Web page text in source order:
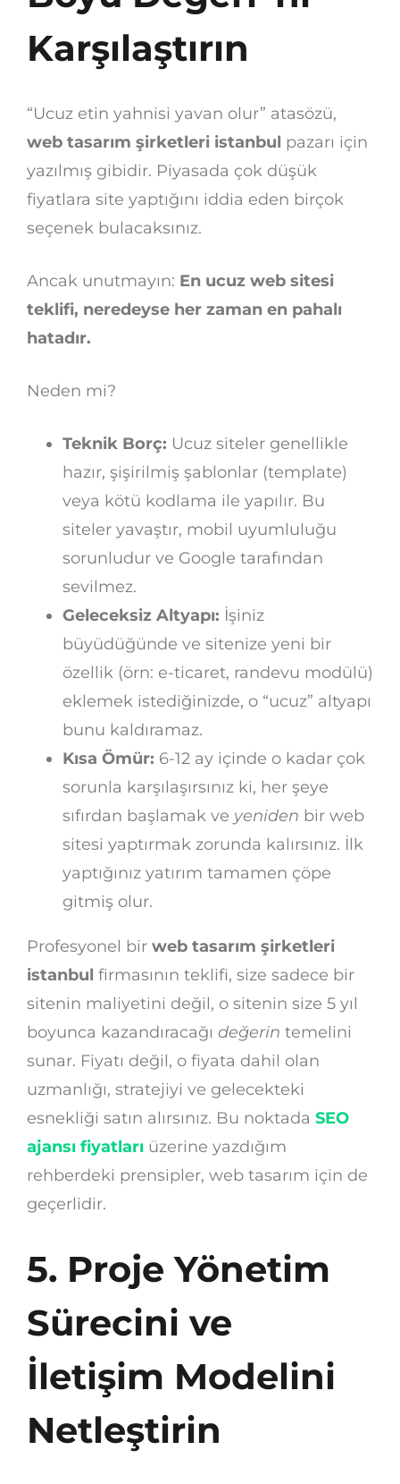
Karşılaştırın
“Ucuz etin yahnisi yavan olur” atasözü,
web tasarım şirketleri istanbul pazarı için
yazılmış gibidir. Piyasada çok düşük
fiyatlara site yaptığını iddia eden birçok
seçenek bulacaksınız.
Ancak unutmayın: En ucuz web sitesi
teklifi, neredeyse her zaman en pahalı
hatadır.
Neden mi?
Teknik Borç: Ucuz siteler genellikle
hazır, şişirilmiş şablonlar (template)
veya kötü kodlama ile yapılır. Bu
siteler yavaştır, mobil uyumluluğu
sorunludur ve Google tarafından
sevilmez.
Geleceksiz Altyapı: İşiniz
büyüdüğünde ve sitenize yeni bir
özellik (örn: e-ticaret, randevu modülü)
eklemek istediğinizde, o “ucuz” altyapı
bunu kaldıramaz.
Kısa Ömür: 6-12 ay içinde o kadar çok
sorunla karşılaşırsınız ki, her şeye
sıfırdan başlamak ve yeniden bir web
sitesi yaptırmak zorunda kalırsınız. İlk
yaptığınız yatırım tamamen çöpe
gitmiş olur.
Profesyonel bir web tasarım şirketleri
istanbul firmasının teklifi, size sadece bir
sitenin maliyetini değil, o sitenin size 5 yıl
boyunca kazandıracağı değerin temelini
sunar. Fiyatı değil, o fiyata dahil olan
uzmanlığı, stratejiyi ve gelecekteki
esnekliği satın alırsınız. Bu noktada SEO
ajansı fiyatları üzerine yazdığım
rehberdeki prensipler, web tasarım için de
geçerlidir.
5. Proje Yönetim
Sürecini ve
İletişim Modelini
Netleştirin